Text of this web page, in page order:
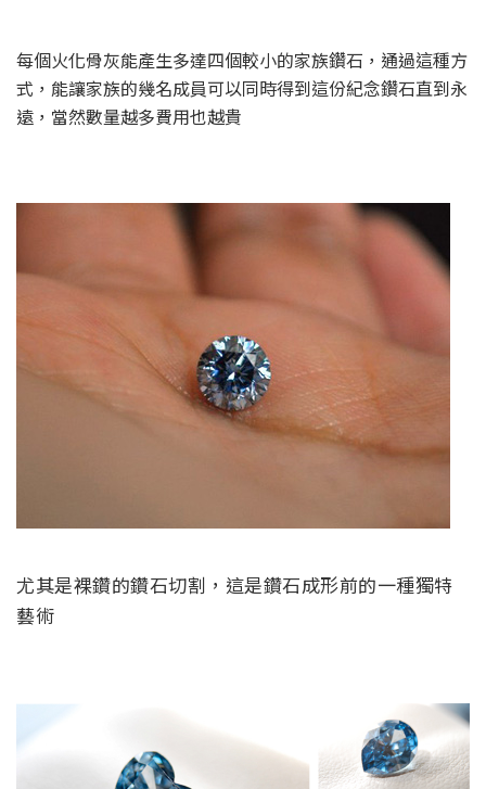
每個火化骨灰能產生多達四個較小的家族鑽石，通過這種方
式，能讓家族的幾名成員可以同時得到這份紀念鑽石直到永
遠，當然數量越多費用也越貴
尤其是裸鑽的鑽石切割，這是鑽石成形前的一種獨特
藝術